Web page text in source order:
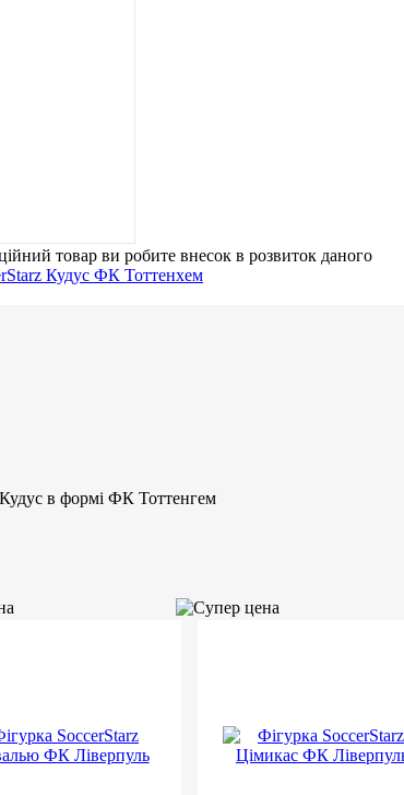
товар ви робите внесок в розвиток даного
в формі ФК Тоттенгем